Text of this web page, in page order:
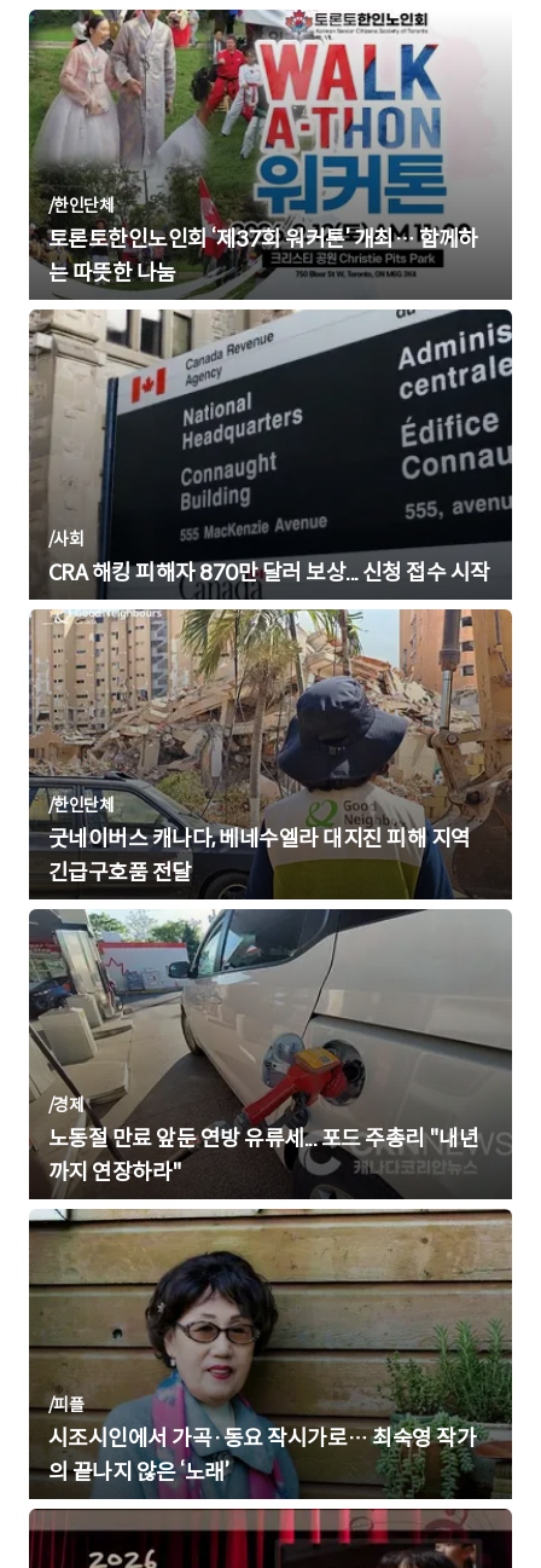
/한인단체
토론토한인노인회 ‘제37회 워커톤’ 개최… 함께하
는 따뜻한 나눔
/사회
CRA 해킹 피해자 870만 달러 보상... 신청 접수 시작
/한인단체
굿네이버스 캐나다, 베네수엘라 대지진 피해 지역
긴급구호품 전달
/경제
노동절 만료 앞둔 연방 유류세... 포드 주총리 "내년
까지 연장하라"
/피플
시조시인에서 가곡·동요 작시가로… 최숙영 작가
의 끝나지 않은 ‘노래’